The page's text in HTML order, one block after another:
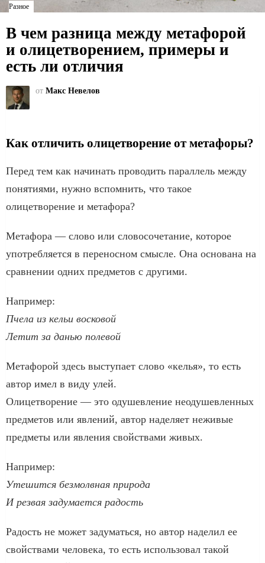
Разное
В чем разница между метафорой
и олицетворением, примеры и
есть ли отличия
от Макс Невелов
Как отличить олицетворение от метафоры?
Перед тем как начинать проводить параллель между
понятиями, нужно вспомнить, что такое
олицетворение и метафора?
Метафора — слово или словосочетание, которое
употребляется в переносном смысле. Она основана на
сравнении одних предметов с другими.
Например:
Пчела из кельи восковой
Летит за данью полевой
Метафорой здесь выступает слово «келья», то есть
автор имел в виду улей.
Олицетворение — это одушевление неодушевленных
предметов или явлений, автор наделяет неживые
предметы или явления свойствами живых.
Например:
Утешится безмолвная природа
И резвая задумается радость
Радость не может задуматься, но автор наделил ее
свойствами человека, то есть использовал такой